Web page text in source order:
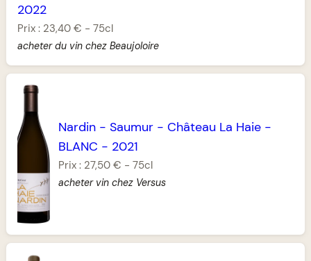
2022
Prix : 23,40 € - 75cl
acheter du vin chez Beaujoloire
Nardin -Saumur - Château La Haie -
BLANC - 2021
Prix : 27,50 € -75cl
acheter vin chez Versus